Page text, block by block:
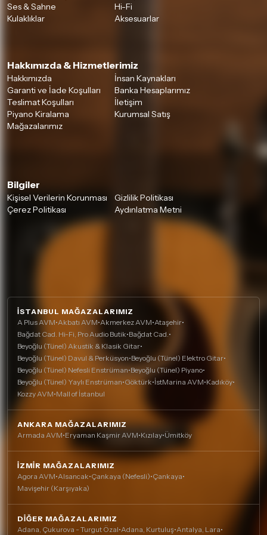
Detaylar için
Ses & Sahne
Hi-Fi
Kulaklıklar
Aksesuarlar
Hakkımızda & Hizmetlerimiz
Hakkımızda
İnsan Kaynakları
Garanti ve İade Koşulları
Banka Hesaplarımız
Teslimat Koşulları
İletişim
Piyano Kiralama
Kurumsal Satış
Mağazalarımız
Bilgiler
Kişisel Verilerin Korunması
Gizlilik Politikası
Çerez Politikası
Aydınlatma Metni
İSTANBUL MAĞAZALARIMIZ
A Plus AVM•Akbatı AVM•Akmerkez AVM•Ataşehir•
Bağdat Cad. Hi-Fi, Pro Audio Butik•Bağdat Cad.•
Beyoğlu (Tünel) Akustik & Klasik Gitar•
Beyoğlu (Tünel) Davul & Perküsyon•Beyoğlu (Tünel) Elektro Gitar•
Beyoğlu (Tünel) Nefesli Enstrüman•Beyoğlu (Tünel) Piyano•
Beyoğlu (Tünel) Yaylı Enstrüman•Göktürk•İstMarina AVM•Kadıköy•
Kozzy AVM•Mall of İstanbul
ANKARA MAĞAZALARIMIZ
Armada AVM•Eryaman Kaşmir AVM•Kızılay•Ümitköy
İZMIR MAĞAZALARIMIZ
Agora AVM•Alsancak•Çankaya (Nefesli)•Çankaya•
Mavişehir (Karşıyaka)
DIĞER MAĞAZALARIMIZ
Adana, Çukurova - Turgut Özal•Adana, Kurtuluş•Antalya, Lara•